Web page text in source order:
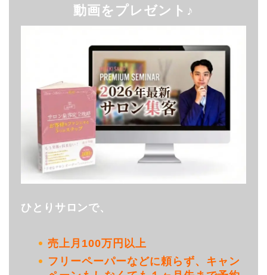
動画をプレゼント♪
ひとりサロンで、
売上月100万円以上
フリーペーパーなどに頼らず、キャン